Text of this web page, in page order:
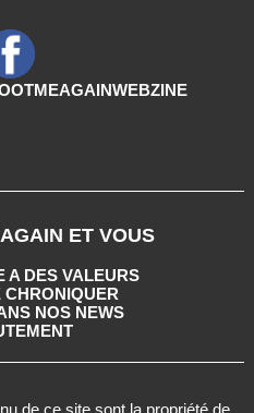
ET VOUS
A DES VALEURS
CHRONIQUER
NOS NEWS
de ce site sont la propriété de